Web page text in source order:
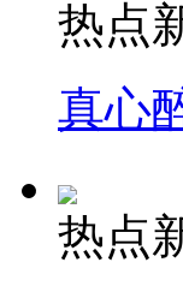
热点
真心
热点